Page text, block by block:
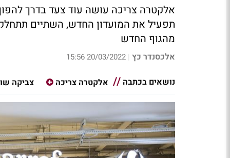
אלקטרה צריכה עושה עוד צעד בדרך
תפעיל את המועדון החדש, השתיים
מהגוף החדש
אלכסנדר כץ |
20/03/2022 15:56
נושאים בכתבה אלקטרה צריכה צביקה